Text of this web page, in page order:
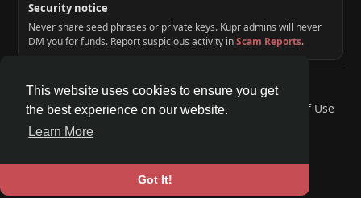
This website uses cookies to ensure you get
the best experience on our website.
Learn More
Got It!
Security notice
Never share seed phrases or private keys. Kupr admins will never
DM you for funds. Report suspicious activity inScam Reports.
© 2026 KUPR | Web3 Crypto Social Network
Home
About Contact Us Privacy Policy
Terms of Use